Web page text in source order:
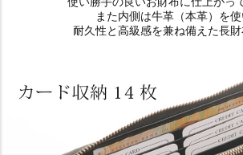
また内側は牛革（本革）を使
耐久性と高級感を兼ね備えた長財